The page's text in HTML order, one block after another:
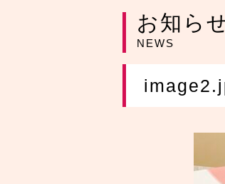
お知ら
NEWS